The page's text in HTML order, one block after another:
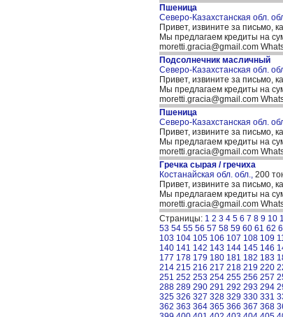
Пшеница
Северо-Казахстанская обл.
Привет, извините за письмо,
Мы предлагаем кредиты на
moretti.gracia@gmail.com
Подсолнечник масличный
Северо-Казахстанская обл.
Привет, извините за письмо,
Мы предлагаем кредиты на
moretti.gracia@gmail.com
Пшеница
Северо-Казахстанская обл.
Привет, извините за письмо,
Мы предлагаем кредиты на
moretti.gracia@gmail.com
Гречка сырая / гречиха
Костанайская обл. обл., 200
Привет, извините за письмо,
Мы предлагаем кредиты на
moretti.gracia@gmail.com
Страницы: 1 2 3 4 5 6 7 8 9 10
53 54 55 56 57 58 59 60 61 62
103 104 105 106 107 108 109
140 141 142 143 144 145 146
177 178 179 180 181 182 183
214 215 216 217 218 219 220
251 252 253 254 255 256 257
288 289 290 291 292 293 294
325 326 327 328 329 330 331
362 363 364 365 366 367 368